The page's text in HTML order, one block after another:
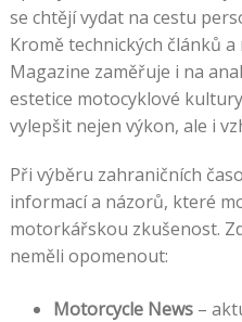
se chtějí vydat na cestu
Kromě technických článků
Magazine zaměřuje i na
estetice motocyklové
vylepšit nejen výkon, ale i
Při výběru zahraničních
informací a názorů, které
motorkářskou zkušenost.
neměli opomenout:
Motorcycle News–